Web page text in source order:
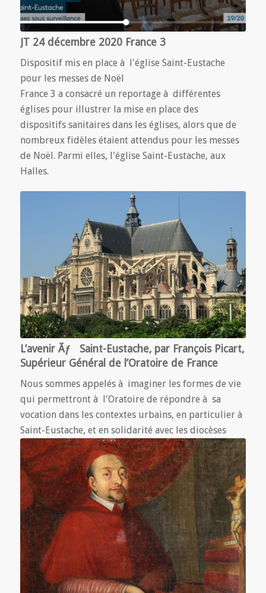
JT 24 décembre 2020 France 3
Dispositif mis en place à l'église Saint-Eustache
pour les messes de Noël
France 3 a consacré un reportage à différentes
églises pour illustrer la mise en place des
dispositifs sanitaires dans les églises, alors que de
nombreux fidèles étaient attendus pour les messes
de Noël. Parmi elles, l'église Saint-Eustache, aux
Halles.
L’avenir Ãƒ Saint-Eustache, par François Picart,
Supérieur Général de l’Oratoire de France
Nous sommes appelés à imaginer les formes de vie
qui permettront à l'Oratoire de répondre à sa
vocation dans les contextes urbains, en particulier à
Saint-Eustache, et en solidarité avec les diocèses